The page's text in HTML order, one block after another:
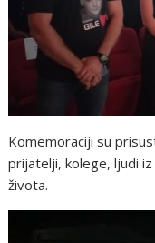
Komemoraciji su
prijatelji, kolege, ljudi
života.